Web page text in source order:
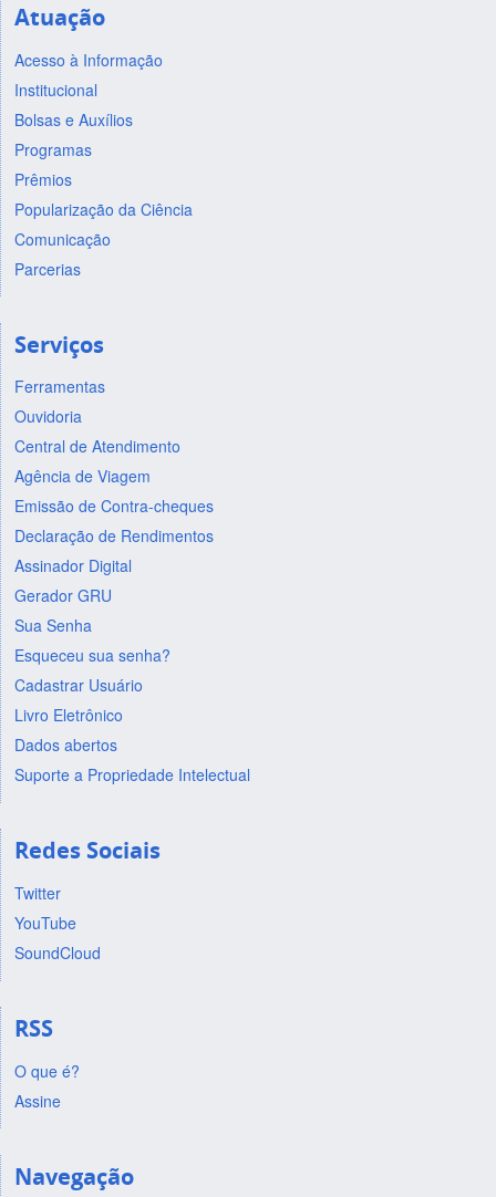
Atuação
Acesso à Informação
Institucional
Bolsas e Auxílios
Programas
Prêmios
Popularização da Ciência
Comunicação
Parcerias
Serviços
Ferramentas
Ouvidoria
Central de Atendimento
Agência de Viagem
Emissão de Contra-cheques
Declaração de Rendimentos
Assinador Digital
Gerador GRU
Sua Senha
Esqueceu sua senha?
Cadastrar Usuário
Livro Eletrônico
Dados abertos
Suporte a Propriedade Intelectual
Redes Sociais
Twitter
YouTube
SoundCloud
RSS
O que é?
Assine
Navegação